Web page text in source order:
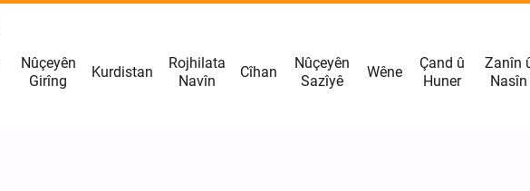
Nûçeyên
Girîng
Kurdistan
Rojhilata
Navîn
Cîhan
Nûçeyên
Sazîyê
Wêne
Çand û
Huner
Zanîn
Nasîn